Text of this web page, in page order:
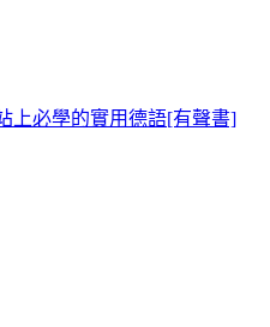
上必學的實用德語[有聲書]